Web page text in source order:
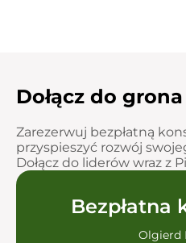
Dołącz do
Zarezerwuj bezpłatną
przyspieszyć rozwój
Dołącz do liderów wraz z
Bezpłatna
Olgierd